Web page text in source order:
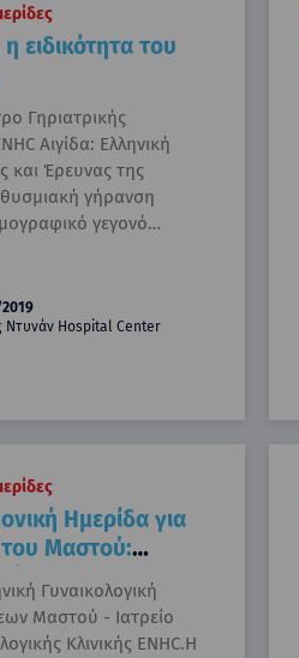
ειδικότητα του
Γηριατρικής
Αιγίδα: Ελληνική
και Έρευνας της
γήρανση
γεγονό…
Ντυνάν Hospital Center
Ημερίδα για
Μαστού:
και
Γυναικολογική
Μαστού - Ιατρείο
Κλινικής ENHC.H